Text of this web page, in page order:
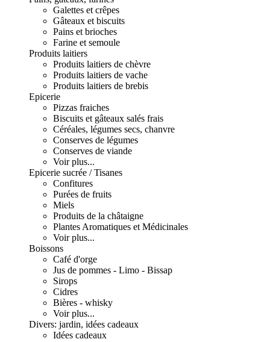
Galettes et crêpes
Gâteaux et biscuits
Pains et brioches
Farine et semoule
Produits laitiers
Produits laitiers de chèvre
Produits laitiers de vache
Produits laitiers de brebis
Epicerie
Pizzas fraiches
Biscuits et gâteaux salés frais
Céréales, légumes secs, chanvre
Conserves de légumes
Conserves de viande
Voir plus...
Epicerie sucrée / Tisanes
Confitures
Purées de fruits
Miels
Produits de la châtaigne
Plantes Aromatiques et Médicinales
Voir plus...
Boissons
Café d'orge
Jus de pommes - Limo - Bissap
Sirops
Cidres
Bières - whisky
Voir plus...
Divers: jardin, idées cadeaux
Idées cadeaux